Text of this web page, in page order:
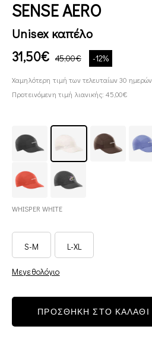
SENSE AERO
Unisex καπέλο
31,50€ 45,00€ -12%
Χαμηλότερη τιμή των τελευταίων 30
Προτεινόμενη τιμή λιανικής: 45,00€
WHISPER WHITE
S-M L-XL
Μεγεθολόγιο
ΠΡΟΣΘΗΚΗ ΣΤΟ ΚΑΛΑΘΙ